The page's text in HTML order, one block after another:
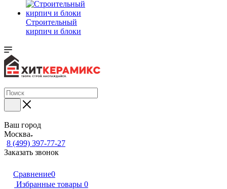
Строительный
кирпич и блоки
Ваш город
Москва
8 (499) 397-77-27
Заказать звонок
Сравнение0
Избранные товары 0